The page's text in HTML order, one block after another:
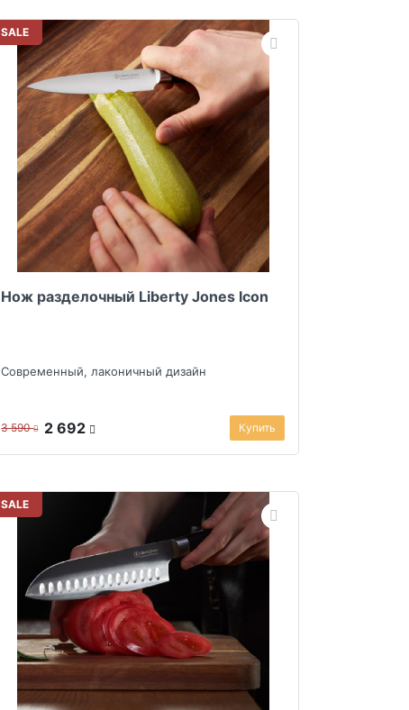
SALE
Нож разделочный Liberty Jones Icon
Современный, лаконичный дизайн
3 590 2 692 Купить
SALE